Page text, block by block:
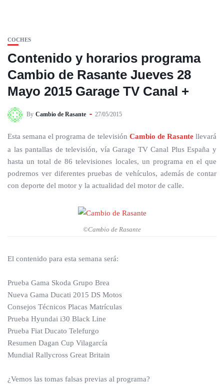
COCHES
Contenido y horarios programa
Cambio de Rasante Jueves 28
Mayo 2015 Garage TV Canal +
By Cambio de Rasante 27/05/2015
Esta semana el programa de televisión Cambio de Rasantellevará
a las pantallas de televisión, vía Garage TV Canal Plus España y
hasta un total de 86 televisiones locales, un programa en el que
podremos ver diferentes pruebas de vehículos, además de contar
con deporte del motor y la actualidad del motor de calle.
©Cambio de Rasante
El contenido para esta semana será:
Prueba Gama Skoda Grupo Brea
Nueva Gama Ducati 2015 DS Motos
Consejos Técnicos Placas Matrículas
Prueba Hyundai i30 Black Line
Prueba Fiat Ducato Telefurgo
Resumen Dagan Cup Vilagarcía
Mundial Rallycross Great Britain
¿Vemos las tomas falsas previas al programa?